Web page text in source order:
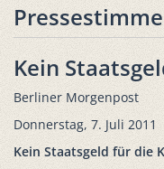
Kein
Berliner Morgenpost
Donnerstag, 7. Juli 2011
Kein Staatsgeld für die